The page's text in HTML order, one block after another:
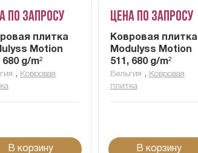
по запросу
плитка
Motion
680 g/m²
, Ковровая
В корзину
Цена по запросу
Ковровая плитка
Modulyss Motion
511, 680 g/m²
Бельгия , Ковровая
плитка
В корзину